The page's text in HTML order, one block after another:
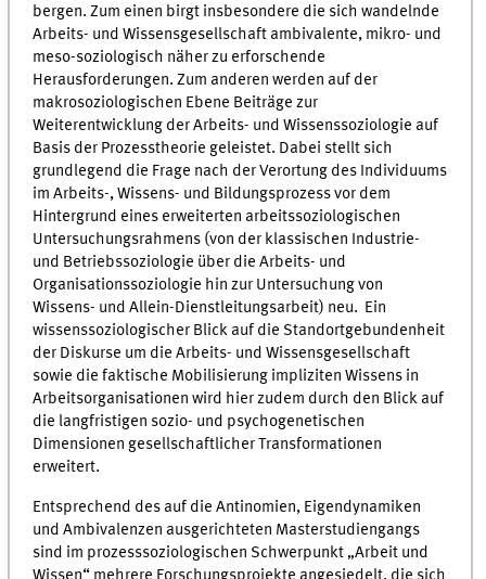
bergen. Zum einen birgt insbesondere die sich wandelnde
Arbeits- und Wissensgesellschaft ambivalente, mikro- und
meso-soziologisch näher zu erforschende
Herausforderungen. Zum anderen werden auf der
makrosoziologischen Ebene Beiträge zur
Weiterentwicklung der Arbeits- und Wissenssoziologie auf
Basis der Prozesstheorie geleistet. Dabei stellt sich
grundlegend die Frage nach der Verortung des Individuums
im Arbeits-, Wissens- und Bildungsprozess vor dem
Hintergrund eines erweiterten arbeitssoziologischen
Untersuchungsrahmens (von der klassischen Industrie-
und Betriebssoziologie über die Arbeits- und
Organisationssoziologie hin zur Untersuchung von
Wissens- und Allein-Dienstleitungsarbeit) neu. Ein
wissenssoziologischer Blick auf die Standortgebundenheit
der Diskurse um die Arbeits- und Wissensgesellschaft
sowie die faktische Mobilisierung impliziten Wissens in
Arbeitsorganisationen wird hier zudem durch den Blick auf
die langfristigen sozio- und psychogenetischen
Dimensionen gesellschaftlicher Transformationen
erweitert.
Entsprechend des auf die Antinomien, Eigendynamiken
und Ambivalenzen ausgerichteten Masterstudiengangs
sind im prozesssoziologischen Schwerpunkt „Arbeit und
Wissen“ mehrere Forschungsprojekte angesiedelt, die sich